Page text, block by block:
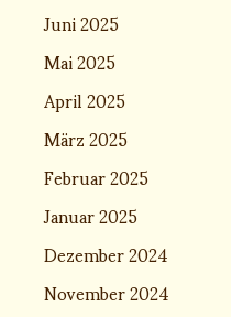
Juni 2025
Mai 2025
April 2025
März 2025
Februar 2025
Januar 2025
Dezember 2024
November 2024